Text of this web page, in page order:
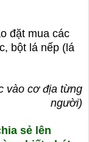
đặt mua các
bột lá nếp (lá
vào cơ địa từng
người)
sẻ lên